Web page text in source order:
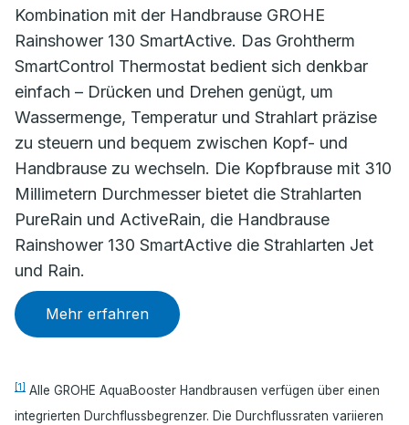
Kombination mit der Handbrause GROHE
Rainshower 130 SmartActive. Das Grohtherm
SmartControl Thermostat bedient sich denkbar
einfach – Drücken und Drehen genügt, um
Wassermenge, Temperatur und Strahlart präzise
zu steuern und bequem zwischen Kopf- und
Handbrause zu wechseln. Die Kopfbrause mit 310
Millimetern Durchmesser bietet die Strahlarten
PureRain und ActiveRain, die Handbrause
Rainshower 130 SmartActive die Strahlarten Jet
und Rain.
Mehr erfahren
[1] Alle GROHE AquaBooster Handbrausen verfügen über einen
integrierten Durchflussbegrenzer. Die Durchflussraten variieren